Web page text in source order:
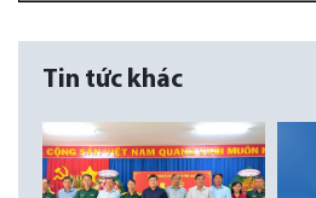
Tin tức khác